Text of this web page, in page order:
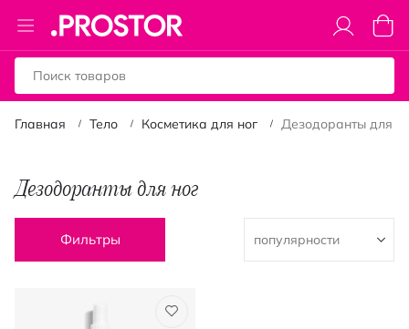
Toggle
Nav
Моя
Главная Тело Косметика для ног Дезодоранты для
Дезодоранты для ног
Фильтры